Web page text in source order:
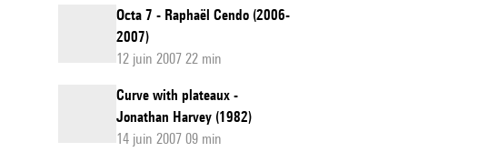
Octa 7 - Raphaël Cendo (2006-
2007)
12 juin 2007 22 min
Curve with plateaux -
Jonathan Harvey (1982)
14 juin 2007 09 min